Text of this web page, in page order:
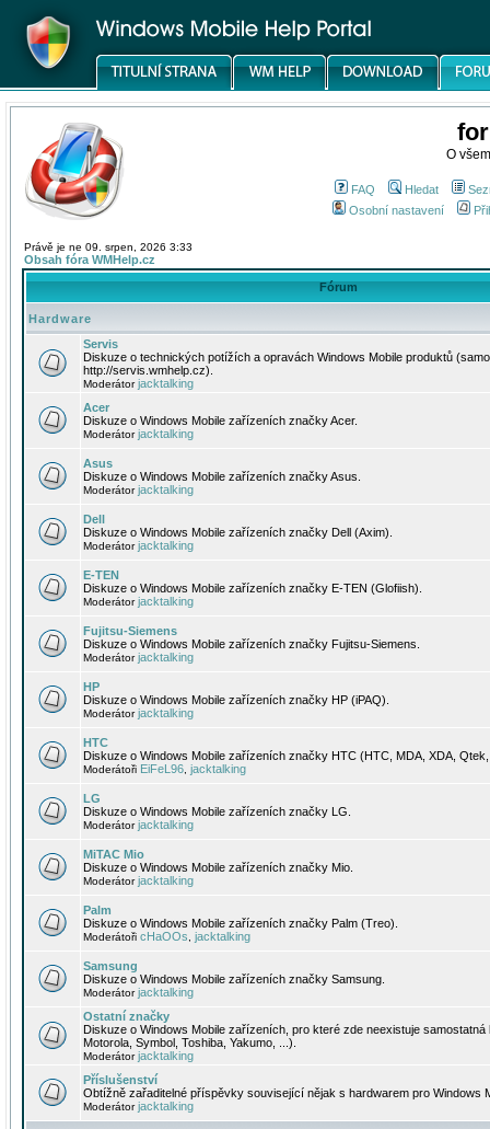
O
FAQ Hledat
Osobní nastavení
Právě je ne 09. srpen, 2026 3:33
Obsah fóra WMHelp.cz
Fórum
Hardware
Servis
Diskuze o technických potížích a opravách Windows Mobile produktů
http://servis.wmhelp.cz).
Moderátorjacktalking
Acer
Diskuze o Windows Mobile zařízeních značky Acer.
Moderátorjacktalking
Asus
Diskuze o Windows Mobile zařízeních značky Asus.
Moderátorjacktalking
Dell
Diskuze o Windows Mobile zařízeních značky Dell (Axim).
Moderátorjacktalking
E-TEN
Diskuze o Windows Mobile zařízeních značky E-TEN (Glofiish).
Moderátorjacktalking
Fujitsu-Siemens
Diskuze o Windows Mobile zařízeních značky Fujitsu-Siemens.
Moderátorjacktalking
HP
Diskuze o Windows Mobile zařízeních značky HP (iPAQ).
Moderátorjacktalking
HTC
Diskuze o Windows Mobile zařízeních značky HTC (HTC, MDA, XDA,
Moderátoři EiFeL96 jacktalking
LG
Diskuze o Windows Mobile zařízeních značky LG.
Moderátorjacktalking
MiTAC Mio
Diskuze o Windows Mobile zařízeních značky Mio.
Moderátorjacktalking
Palm
Diskuze o Windows Mobile zařízeních značky Palm (Treo).
Moderátoři cHaOOs jacktalking
Samsung
Diskuze o Windows Mobile zařízeních značky Samsung.
Moderátorjacktalking
Ostatní značky
Diskuze o Windows Mobile zařízeních, pro které zde neexistuje
Motorola, Symbol, Toshiba, Yakumo, ...).
Moderátorjacktalking
Příslušenství
Obtížně zařaditelné příspěvky související nějak s hardwarem pro Windows
Moderátorjacktalking